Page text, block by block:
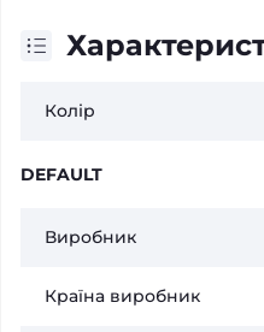
Колір
DEFAULT
Виробник
Країна виробник